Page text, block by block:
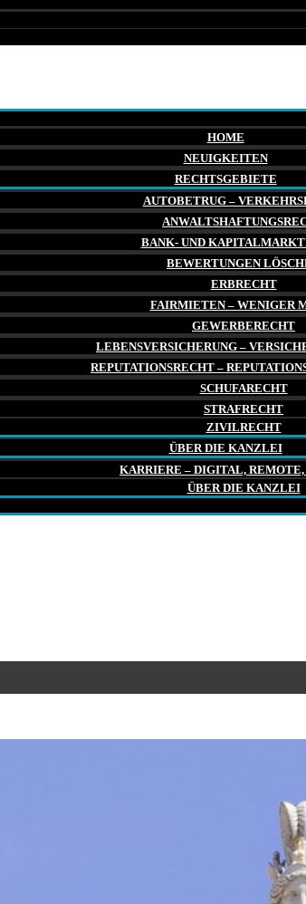
HOME
NEUIGKEITEN
RECHTSGEBIETE
AUTOBETRUG –
BANK- UND
BEWERTUNGEN
ERBRECHT
FAIRMIETEN – WENIGER
GEWERBERECHT
LEBENSVERSICHERUNG –
REPUTATIONSRECHT –
SCHUFARECHT
STRAFRECHT
ZIVILRECHT
ÜBER DIE KANZLEI
KARRIERE – DIGITAL,
ÜBER DIE KANZLEI